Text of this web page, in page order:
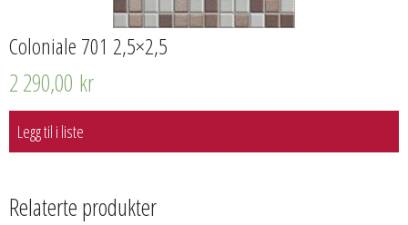
Coloniale 701 2,5×2,5
2 290,00 kr
Legg til i liste
Relaterte produkter